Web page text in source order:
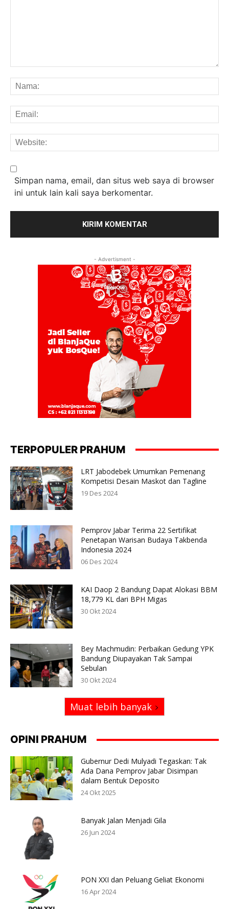
Simpan nama, email, dan situs web saya di browser
ini untuk lain kali saya berkomentar.
- Advertisment -
TERPOPULER PRAHUM
LRT Jabodebek Umumkan Pemenang
Kompetisi Desain Maskot dan Tagline
19 Des 2024
Pemprov Jabar Terima 22 Sertifikat
Penetapan Warisan Budaya Takbenda
Indonesia 2024
06 Des 2024
KAI Daop 2 Bandung Dapat Alokasi BBM
18,779 KL dari BPH Migas
30 Okt 2024
Bey Machmudin: Perbaikan Gedung YPK
Bandung Diupayakan Tak Sampai
Sebulan
30 Okt 2024
Muat lebih banyak
OPINI PRAHUM
Gubernur Dedi Mulyadi Tegaskan: Tak
Ada Dana Pemprov Jabar Disimpan
dalam Bentuk Deposito
24 Okt 2025
Banyak Jalan Menjadi Gila
26 Jun 2024
PON XXI dan Peluang Geliat Ekonomi
16 Apr 2024